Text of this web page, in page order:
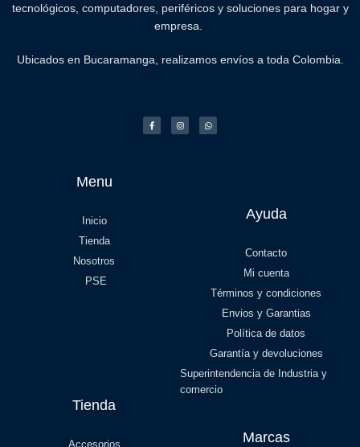
tecnológicos, computadores, periféricos y soluciones para hogar y
empresa.
Ubicados en Bucaramanga, realizamos envíos a toda Colombia.
Menu
Inicio
Tienda
Nosotros
PSE
Ayuda
Contacto
Mi cuenta
Términos y condiciones
Envios y Garantias
Política de datos
Garantía y devoluciones
Superintendencia de Industria y
comercio
Tienda
Accesorios Marcas